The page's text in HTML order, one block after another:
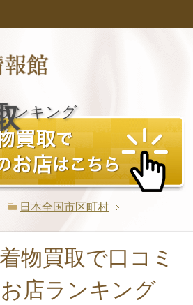
ンキング
日本全国市区町村
物買取で口コミ
店ランキング